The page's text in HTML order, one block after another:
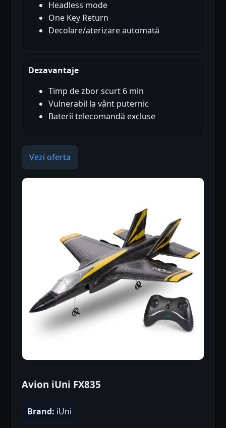
Headless mode
One Key Return
Decolare/aterizare automată
Dezavantaje
Timp de zbor scurt 6 min
Vulnerabil la vânt puternic
Baterii telecomandă excluse
Vezi oferta
Avion iUni FX835
Brand: iUni